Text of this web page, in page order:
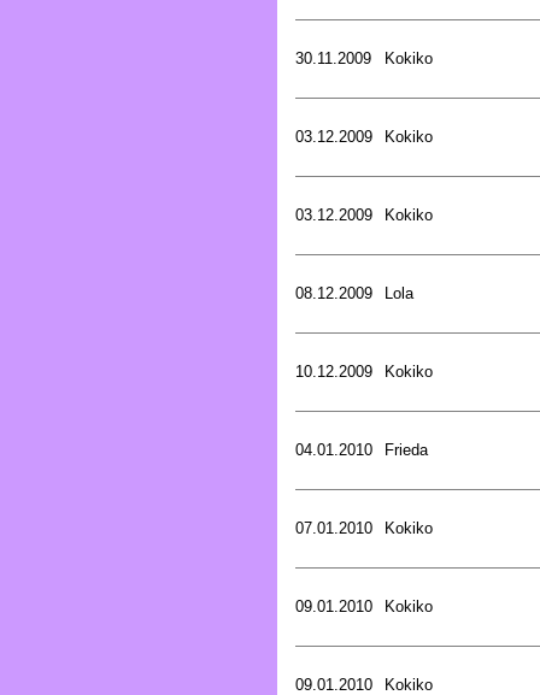
30.11.2009 Kokiko
03.12.2009 Kokiko
03.12.2009 Kokiko
08.12.2009 Lola
10.12.2009 Kokiko
04.01.2010 Frieda
07.01.2010 Kokiko
09.01.2010 Kokiko
09.01.2010 Kokiko